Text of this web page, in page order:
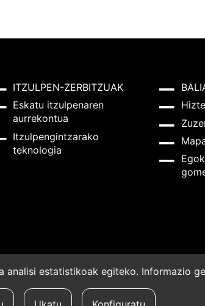
ITZULPEN-ZERBITZUAK
Eskatu itzulpenaren
aurrekontua
Itzulpengintzarako
teknologia
estatistikoak egiteko. Informazio